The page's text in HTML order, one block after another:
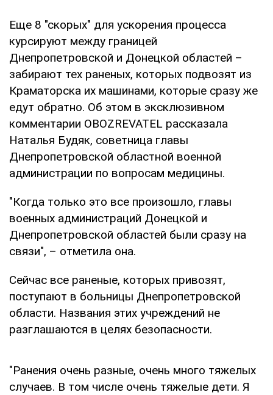
Еще 8 "скорых" для ускорения процесса
курсируют между границей
Днепропетровской и Донецкой областей –
забирают тех раненых, которых подвозят из
Краматорска их машинами, которые сразу же
едут обратно. Об этом в эксклюзивном
комментарии OBOZREVATEL рассказала
Наталья Будяк, советница главы
Днепропетровской областной военной
администрации по вопросам медицины.
"Когда только это все произошло, главы
военных администраций Донецкой и
Днепропетровской областей были сразу на
связи", – отметила она.
Сейчас все раненые, которых привозят,
поступают в больницы Днепропетровской
области. Названия этих учреждений не
разглашаются в целях безопасности.
"Ранения очень разные, очень много тяжелых
случаев. В том числе очень тяжелые дети. Я